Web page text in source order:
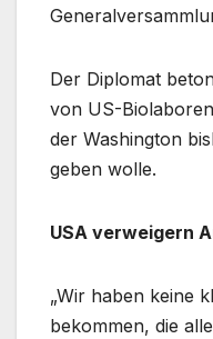
Der Diplomat
von US-
der Washington
geben wolle.
USA verweigern
„Wir haben keine
bekommen, die